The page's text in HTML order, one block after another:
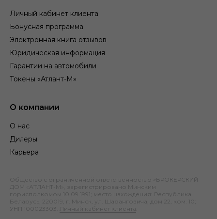
Личный кабинет клиента
Бонусная программа
Электронная книга отзывов
Юридическая информация
Гарантии на автомобили
Токены «Атлант-М»
О компании
О нас
Дилеры
Карьера
Общество с ограниченной ответственностью «БРОКЕРСКИЙ
ДОМ «АТЛАНТ-М», зарегистрировано Минским
горисполкомом 10.09.1991; место нахождения: Республика
Беларусь, 220019, г. Минск, ул. Шаранговича, дом 22, ком. 10;
УНП 100023303.
Личный кабинет клиента